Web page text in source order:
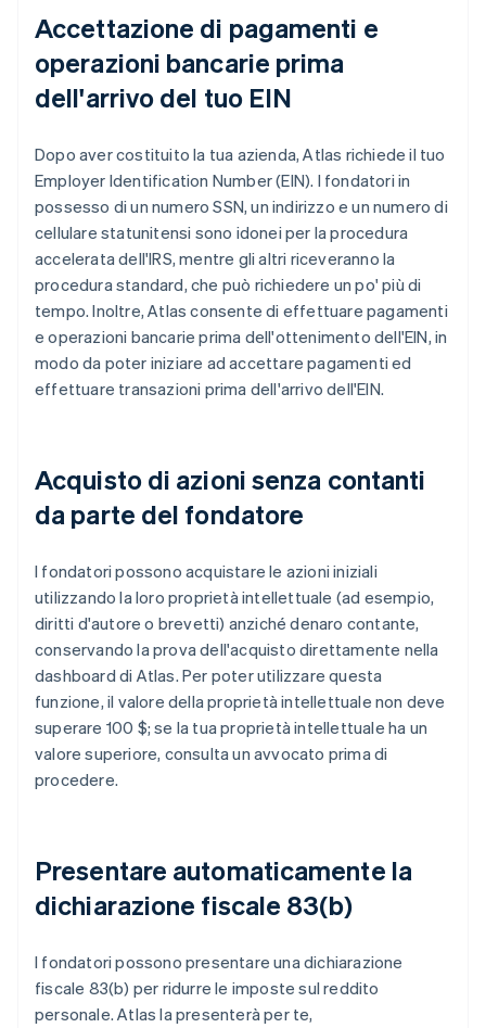
Accettazione di pagamenti e
operazioni bancarie prima
dell'arrivo del tuo EIN
Dopo aver costituito la tua azienda, Atlas richiede il tuo
Employer Identification Number (EIN). I fondatori in
possesso di un numero SSN, un indirizzo e un numero di
cellulare statunitensi sono idonei per la procedura
accelerata dell'IRS, mentre gli altri riceveranno la
procedura standard, che può richiedere un po' più di
tempo. Inoltre, Atlas consente di effettuare pagamenti
e operazioni bancarie prima dell'ottenimento dell'EIN, in
modo da poter iniziare ad accettare pagamenti ed
effettuare transazioni prima dell'arrivo dell'EIN.
Acquisto di azioni senza contanti
da parte del fondatore
I fondatori possono acquistare le azioni iniziali
utilizzando la loro proprietà intellettuale (ad esempio,
diritti d'autore o brevetti) anziché denaro contante,
conservando la prova dell'acquisto direttamente nella
dashboard di Atlas. Per poter utilizzare questa
funzione, il valore della proprietà intellettuale non deve
superare 100 $; se la tua proprietà intellettuale ha un
valore superiore, consulta un avvocato prima di
procedere.
Presentare automaticamente la
dichiarazione fiscale 83(b)
I fondatori possono presentare una dichiarazione
fiscale 83(b) per ridurre le imposte sul reddito
personale. Atlas la presenterà per te,